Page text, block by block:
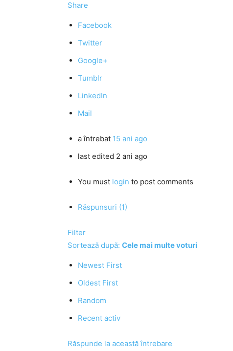
Share
Facebook
Twitter
Google+
Tumblr
LinkedIn
Mail
a întrebat 15 ani ago
last edited 2 ani ago
You must login to post comments
Răspunsuri (1)
Filter
Sortează după: Cele mai multe voturi
Newest First
Oldest First
Random
Recent activ
Răspunde la această întrebare